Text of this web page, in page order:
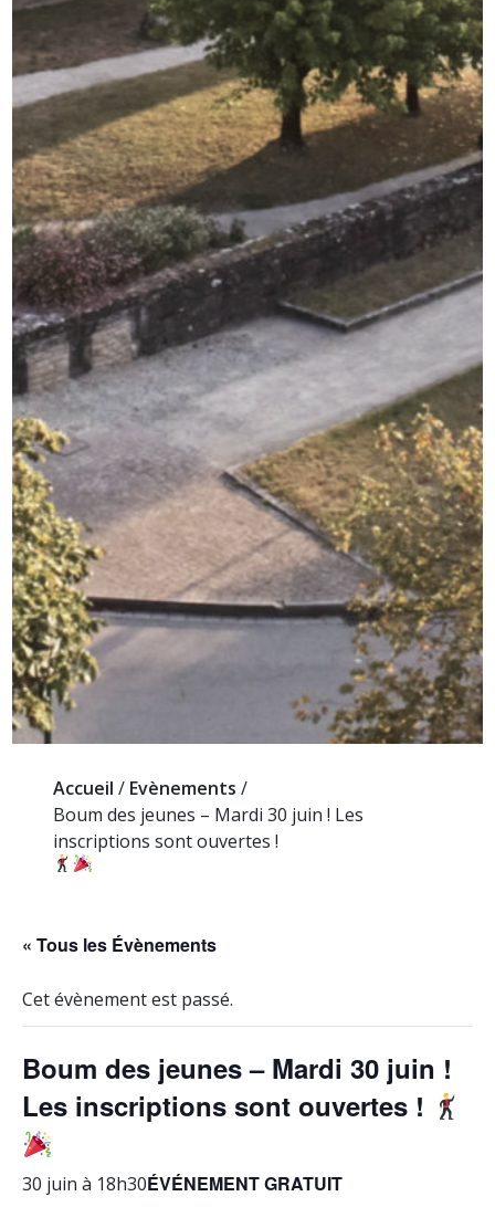
Accueil / Evènements /
Boum des jeunes – Mardi 30 juin ! Les
inscriptions sont ouvertes !
« Tous les Évènements
Cet évènement est passé.
Boum des jeunes – Mardi 30 juin !
Les inscriptions sont ouvertes !
30 juin à 18h30ÉVÉNEMENT GRATUIT